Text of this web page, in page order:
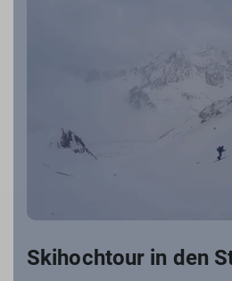
Skihochtour in den